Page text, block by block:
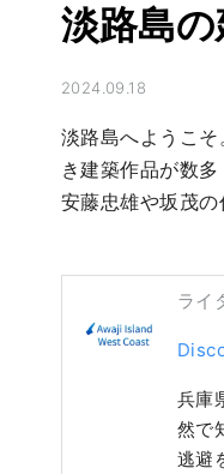
淡路島
2024.09.18
淡路島へようこ
き建築作品が数
安藤忠雄や坂茂
ライ
兵庫
然で
逃避